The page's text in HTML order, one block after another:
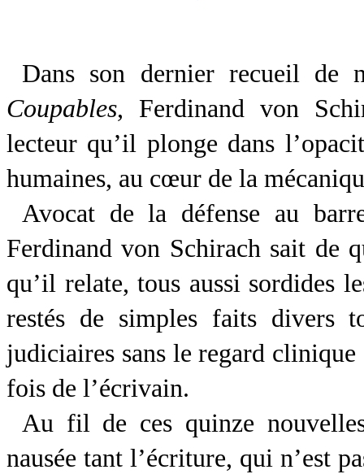
Dans son dernier recueil de
Coupables, Ferdinand von
lecteur qu’il plonge dans
humaines, au cœur de la
Avocat de la défense au
Ferdinand von Schirach sait de
qu’il relate, tous aussi sordides
restés de simples faits divers
judiciaires sans le regard
fois de l’écrivain.
Au fil de ces quinze
nausée tant l’écriture, qui n’est